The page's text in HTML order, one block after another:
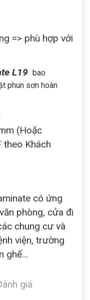
=> phù hợp với
L19 bao
phun sơn hoàn
(Hoặc
Khách
có ứng
phòng, cửa đi
chung cư và
viện, trường
ghế…
giá